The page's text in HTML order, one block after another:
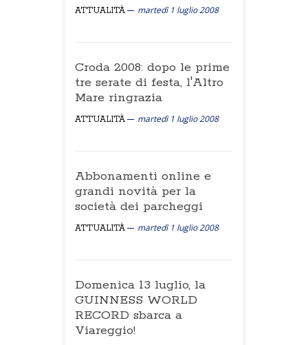
ATTUALITÀ martedì 1 luglio 2008
Croda 2008: dopo le prime
tre serate di festa, l'Altro
Mare ringrazia
ATTUALITÀ martedì 1 luglio 2008
Abbonamenti online e
grandi novità per la
società dei parcheggi
ATTUALITÀ martedì 1 luglio 2008
Domenica 13 luglio, la
GUINNESS WORLD
RECORD sbarca a
Viareggio!